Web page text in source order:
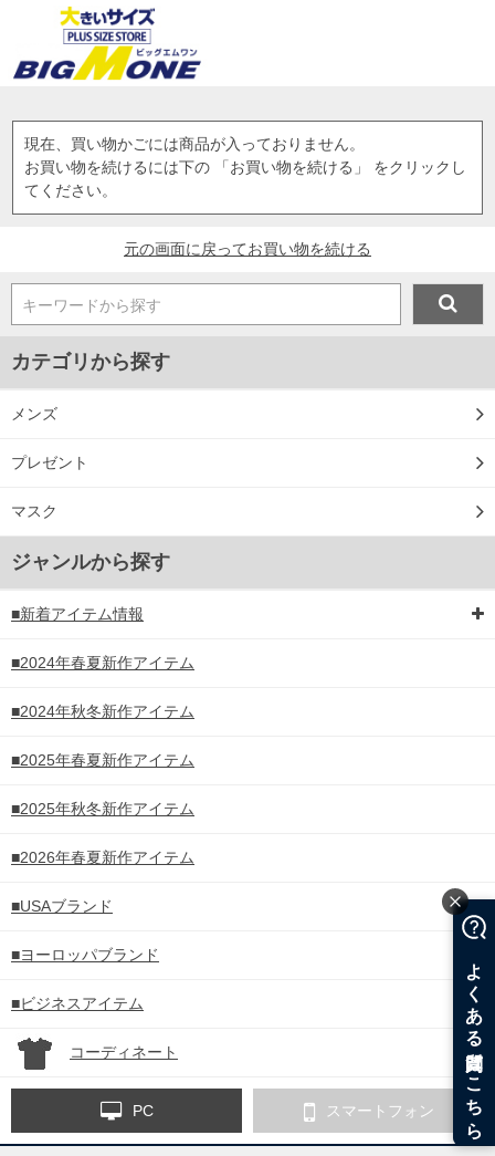
現在、買い物かごには商品が入っておりません。
お買い物を続けるには下の 「お買い物を続ける」 をクリックし
てください。
元の画面に戻ってお買い物を続ける
キーワードから探す
カテゴリから探す
メンズ
プレゼント
マスク
ジャンルから探す
■新着アイテム情報
■2024年春夏新作アイテム
■2024年秋冬新作アイテム
■2025年春夏新作アイテム
■2025年秋冬新作アイテム
■2026年春夏新作アイテム
■USAブランド
■ヨーロッパブランド
■ビジネスアイテム
コーディネート
PC スマートフォン